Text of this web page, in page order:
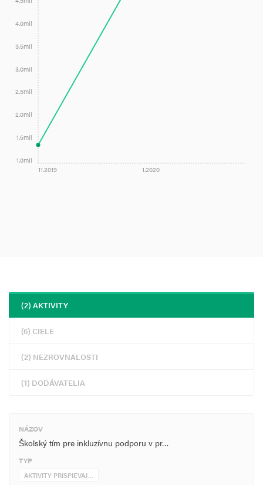
11.2019 1.2020
1.0mil
1.5mil
2.0mil
2.5mil
3.0mil
3.5mil
4.0mil
(2) AKTIVITY
(6) CIELE
(2) NEZROVNALOSTI
(1) DODÁVATELIA
NÁZOV
Školský tím pre inkluzívnu podporu v pr…
TYP
AKTIVITY PRISPIEVAJ…